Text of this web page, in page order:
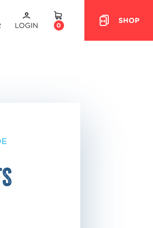
LOGIN HEADER.CART
0
SHOP